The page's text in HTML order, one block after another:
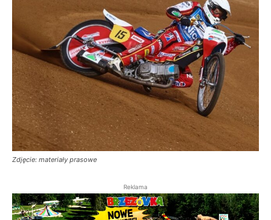
Zdjęcie: materiały prasowe
Reklama